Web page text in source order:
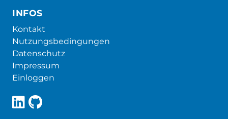
INFOS
Kontakt
Nutzungsbedingungen
Datenschutz
Impressum
Einloggen